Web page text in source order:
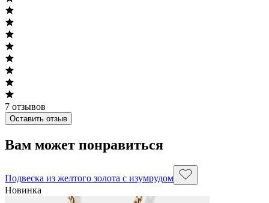
7 отзывов
Оставить отзыв
Вам может понравиться
Подвеска из желтого золота с изумрудом
Новинка